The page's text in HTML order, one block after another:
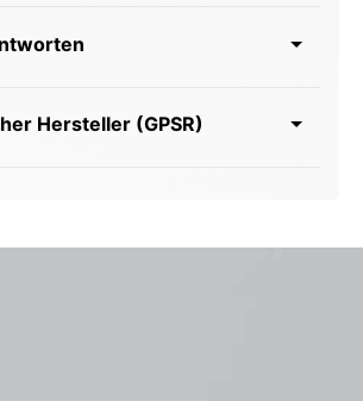
Hersteller (GPSR)